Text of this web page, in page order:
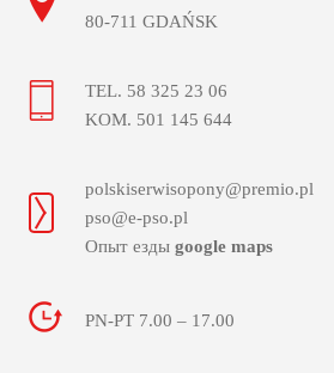
80-711 GDAŃSK
TEL. 58 325 23 06
KOM. 501 145 644
polskiserwisopony@premio.pl
pso@e-pso.pl
Опыт ездыgoogle maps
PN-PT 7.00 – 17.00